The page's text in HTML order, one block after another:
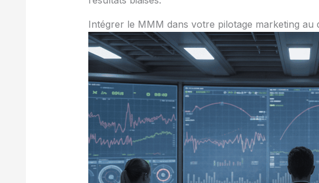
Intégrer le MMM dans votre pilotage marketing au